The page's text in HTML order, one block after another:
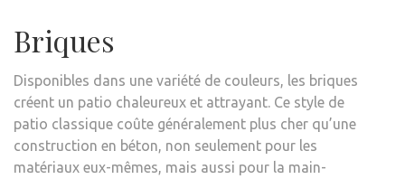
Briques
Disponibles dans une variété de couleurs, les briques
créent un patio chaleureux et attrayant. Ce style de
patio classique coûte généralement plus cher qu’une
construction en béton, non seulement pour les
matériaux eux-mêmes, mais aussi pour la main-